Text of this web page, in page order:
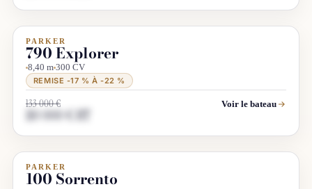
DÉSTOCKAGE
PARKER
790 Explorer
8,40 m 300 CV
REMISE -17 % À -22 %
133 000 €
110 000 € HT
Voir le bateau
INFO & RECHERCHE
PARKER
100 Sorrento